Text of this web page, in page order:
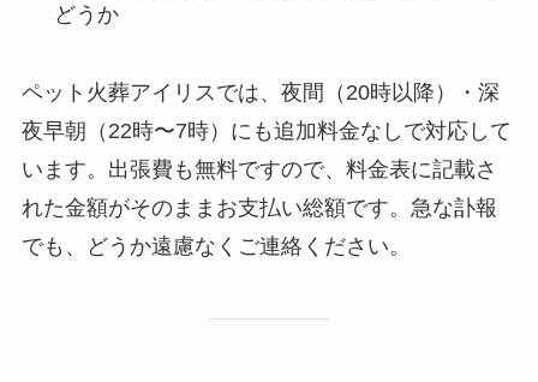
どうか
ペット火葬アイリスでは、夜間（20時以降）・深
夜早朝（22時〜7時）にも追加料金なしで対応して
います。出張費も無料ですので、料金表に記載さ
れた金額がそのままお支払い総額です。急な訃報
でも、どうか遠慮なくご連絡ください。